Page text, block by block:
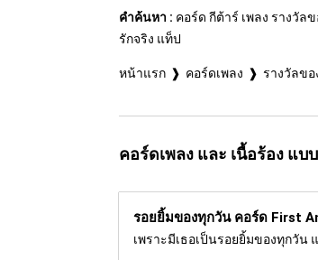
คำค้นหา : คอร์ด กีต้าร์ เพลง รางวัล
รักจริง แท็ป
หน้าแรก คอร์ดเพลง รางวัลขอ
คอร์ดเพลง และ เนื้อร้อง แบ
รอยยิ้มของทุกวัน คอร์ด First
เพราะมีเธอเป็นรอยยิ้มของทุกวั